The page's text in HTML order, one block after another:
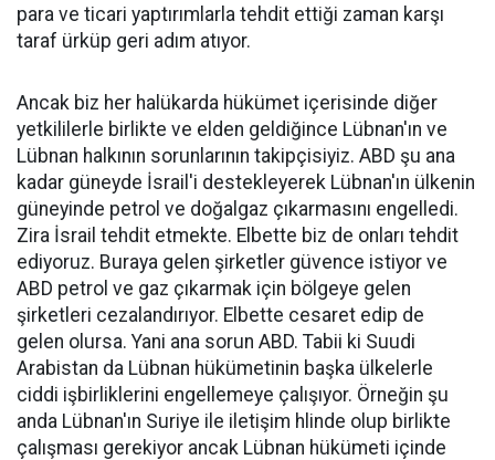
para ve ticari yaptırımlarla tehdit ettiği zaman karşı
taraf ürküp geri adım atıyor.
Ancak biz her halükarda hükümet içerisinde diğer
yetkililerle birlikte ve elden geldiğince Lübnan'ın ve
Lübnan halkının sorunlarının takipçisiyiz. ABD şu ana
kadar güneyde İsrail'i destekleyerek Lübnan'ın ülkenin
güneyinde petrol ve doğalgaz çıkarmasını engelledi.
Zira İsrail tehdit etmekte. Elbette biz de onları tehdit
ediyoruz. Buraya gelen şirketler güvence istiyor ve
ABD petrol ve gaz çıkarmak için bölgeye gelen
şirketleri cezalandırıyor. Elbette cesaret edip de
gelen olursa. Yani ana sorun ABD. Tabii ki Suudi
Arabistan da Lübnan hükümetinin başka ülkelerle
ciddi işbirliklerini engellemeye çalışıyor. Örneğin şu
anda Lübnan'ın Suriye ile iletişim hlinde olup birlikte
çalışması gerekiyor ancak Lübnan hükümeti içinde